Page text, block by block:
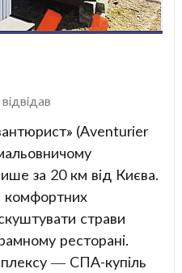
(Aventurier
за 20 км від Києва.
комфортних
страви
ресторані.
— СПА-купіль